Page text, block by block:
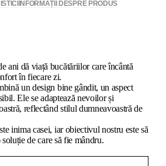
INFORMAȚII DESPRE PRODUS
ani dă viață bucătăriilor care încântă
în fiecare zi.
un design bine gândit, un aspect
Ele se adaptează nevoilor și
reflectând stilul dumneavoastră de
inima casei, iar obiectivul nostru este să
de care să fie mândru.